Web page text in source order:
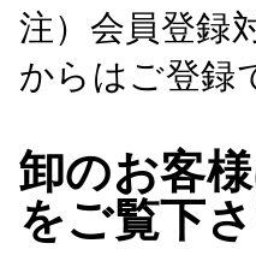
注）会員登録
からはご登録
卸のお客
をご覧下さ